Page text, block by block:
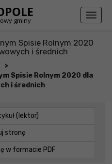
gminy
Toggle
Spisie Rolnym 2020
i średnich
>
Spisie Rolnym 2020 dla
i średnich
(lektor)
stronę
w formacie PDF